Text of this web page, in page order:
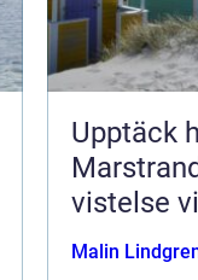
Upptäck
vistelse
Malin